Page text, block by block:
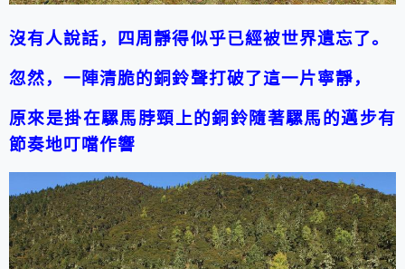
沒有人說話，四周靜得似乎已經被世界遺忘了。
忽然，一陣清脆的銅鈴聲打破了這一片寧靜，
原來是掛在騾馬脖頸上的銅鈴隨著騾馬的邁步有
節奏地叮噹作響